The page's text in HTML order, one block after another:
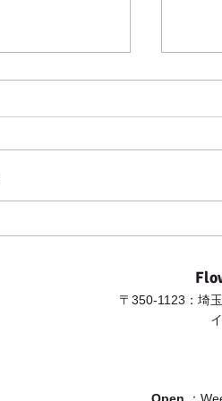
う！
〒350-1123：埼